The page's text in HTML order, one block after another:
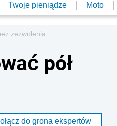
Twoje pieniądze Moto
zezwolenia
pół
do grona ekspertów